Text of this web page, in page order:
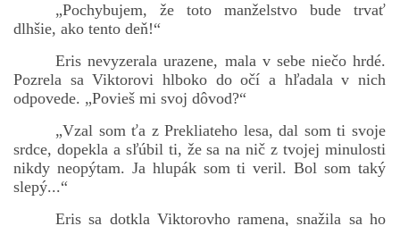
„Pochybujem, že toto manželstvo bude trvať
dlhšie, ako tento deň!“
Eris nevyzerala urazene, mala v sebe niečo hrdé.
Pozrela sa Viktorovi hlboko do očí a hľadala v nich
odpovede. „Povieš mi svoj dôvod?“
„Vzal som ťa z Prekliateho lesa, dal som ti svoje
srdce, dopekla a sľúbil ti, že sa na nič z tvojej minulosti
nikdy neopýtam. Ja hlupák som ti veril. Bol som taký
slepý...“
Eris sa dotkla Viktorovho ramena, snažila sa ho